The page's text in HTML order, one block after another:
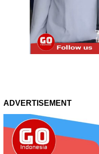
ADVERTISEMENT